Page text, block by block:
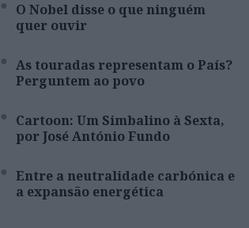
O Nobel disse o que ninguém
quer ouvir
As touradas representam o País?
Perguntem ao povo
Cartoon: Um Simbalino à Sexta,
por José António Fundo
Entre a neutralidade carbónica e
a expansão energética